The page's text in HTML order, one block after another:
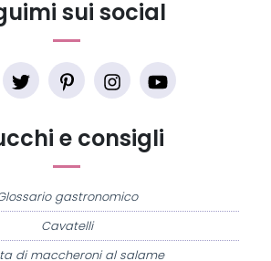
e consigli
gastronomico
Cavatelli
di maccheroni al salame
sui social